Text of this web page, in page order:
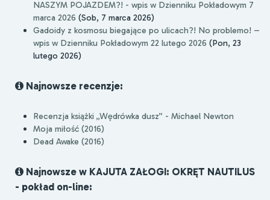
NASZYM POJAZDEM?! - wpis w Dzienniku Pokładowym 7
marca 2026 (Sob, 7 marca 2026)
Gadoidy z kosmosu biegające po ulicach?! No problemo! –
wpis w Dzienniku Pokładowym 22 lutego 2026 (Pon, 23
lutego 2026)
Najnowsze recenzje:
Recenzja książki „Wędrówka dusz” - Michael Newton
Moja miłość (2016)
Dead Awake (2016)
Najnowsze w KAJUTA ZAŁOGI: OKRĘT NAUTILUS
- pokład on-line: